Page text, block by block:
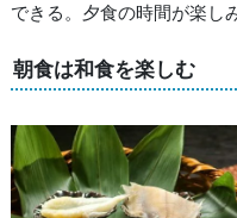
できる。夕食の時間が楽し
朝食は和食を楽しむ